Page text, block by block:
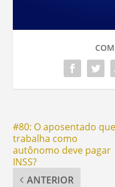
#80: O aposentado que
trabalha como
autônomo deve pagar
INSS?
ANTERIOR